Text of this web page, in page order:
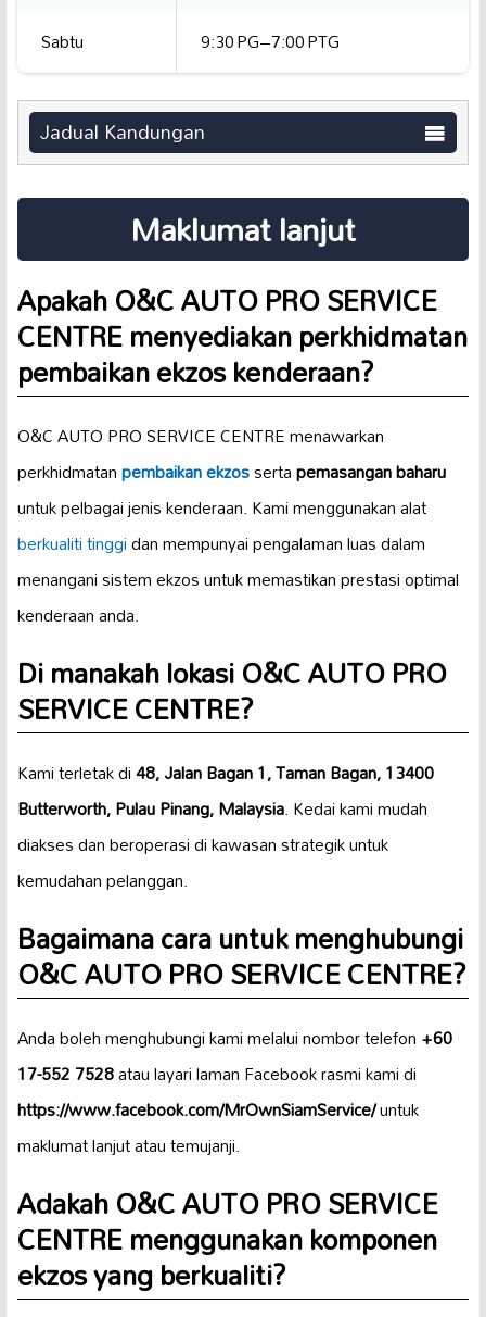
Sabtu 9:30 PG–7:00 PTG
Jadual Kandungan
Maklumat lanjut
Apakah O&C AUTO PRO SERVICE
CENTRE menyediakan perkhidmatan
pembaikan ekzos kenderaan?
O&C AUTO PRO SERVICE CENTRE menawarkan
perkhidmatanpembaikan ekzossertapemasangan baharu
untuk pelbagai jenis kenderaan. Kami menggunakan alat
berkualiti tinggidan mempunyai pengalaman luas dalam
menangani sistem ekzos untuk memastikan prestasi optimal
kenderaan anda.
Di manakah lokasi O&C AUTO PRO
SERVICE CENTRE?
Kami terletak di48, Jalan Bagan 1, Taman Bagan, 13400
Butterworth, Pulau Pinang, Malaysia. Kedai kami mudah
diakses dan beroperasi di kawasan strategik untuk
kemudahan pelanggan.
Bagaimana cara untuk menghubungi
O&C AUTO PRO SERVICE CENTRE?
Anda boleh menghubungi kami melalui nombor telefon+60
17-552 7528atau layari laman Facebook rasmi kami di
https://www.facebook.com/MrOwnSiamService/untuk
maklumat lanjut atau temujanji.
Adakah O&C AUTO PRO SERVICE
CENTRE menggunakan komponen
ekzos yang berkualiti?